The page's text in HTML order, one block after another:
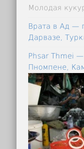
Молодая
Врата в Ад —
Дарвазе,
Phsar Thmei
Пномпене,